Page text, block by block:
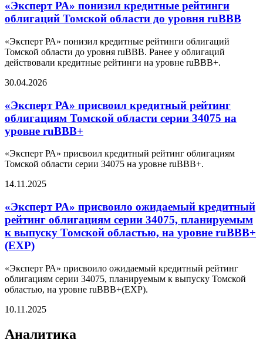
«Эксперт РА» понизил кредитные рейтинги
облигаций Томской области до уровня ruBBB
«Эксперт РА» понизил кредитные рейтинги облигаций
Томской области до уровня ruBBB. Ранее у облигаций
действовали кредитные рейтинги на уровне ruBBB+.
30.04.2026
«Эксперт РА» присвоил кредитный рейтинг
облигациям Томской области серии 34075 на
уровне ruBBB+
«Эксперт РА» присвоил кредитный рейтинг облигациям
Томской области серии 34075 на уровне ruBBB+.
14.11.2025
«Эксперт РА» присвоило ожидаемый кредитный
рейтинг облигациям серии 34075, планируемым
к выпуску Томской областью, на уровне ruBBB+
(EXP)
«Эксперт РА» присвоило ожидаемый кредитный рейтинг
облигациям серии 34075, планируемым к выпуску Томской
областью, на уровне ruBBB+(EXP).
10.11.2025
Аналитика